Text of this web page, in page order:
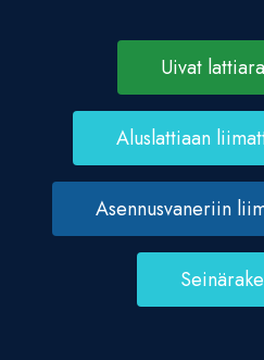
Uivat
Aluslattiaan
Asennusvaneriin